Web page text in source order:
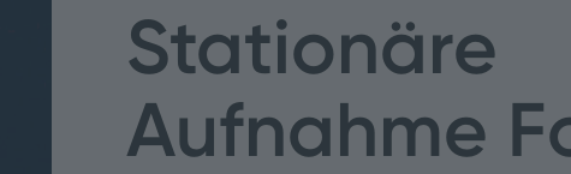
Stationäre
Aufnahme